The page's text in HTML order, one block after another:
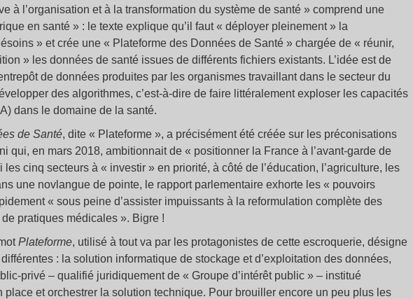
à l’organisation et à la transformation du système de santé » comprend une
en santé » : le texte explique qu’il faut « déployer pleinement » la
» et crée une « Plateforme des Données de Santé » chargée de « réunir,
» les données de santé issues de différents fichiers existants. L’idée est de
de données produites par les organismes travaillant dans le secteur du
des algorithmes, c’est-à-dire de faire littéralement exploser les capacités
dans le domaine de la santé.
de Santé, dite « Plateforme », a précisément été créée sur les préconisations
qui, en mars 2018, ambitionnait de « positionner la France à l’avant-garde de
les cinq secteurs à « investir » en priorité, à côté de l’éducation, l’agriculture, les
une novlangue de pointe, le rapport parlementaire exhorte les « pouvoirs
« sous peine d’assister impuissants à la reformulation complète des
pratiques médicales ». Bigre !
Plateforme, utilisé à tout va par les protagonistes de cette escroquerie, désigne
: la solution informatique de stockage et d’exploitation des données,
privé – qualifié juridiquement de « Groupe d’intérêt public » – institué
place et orchestrer la solution technique. Pour brouiller encore un peu plus les